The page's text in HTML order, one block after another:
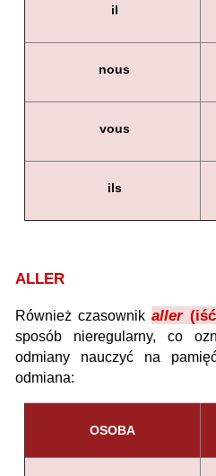
il
nous
vous
ils
ALLER
Również czasownik aller
sposób nieregularny, co
odmiany nauczyć na
odmiana:
OSOBA